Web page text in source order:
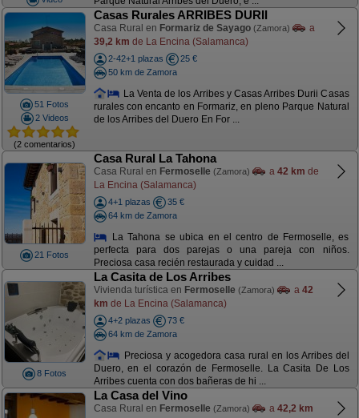
51 Fotos
2 Videos
(2 comentarios)
Casas Rurales ARRIBES DURII
Casa Rural en Formariz de Sayago (Zamora)
a
39,2 km de La Encina (Salamanca)
2-42+1 plazas
25 €
50 km de Zamora
La Venta de los Arribes y Casas Arribes Durii Casas
rurales con encanto en Formariz, en pleno Parque Natural
de los Arribes del Duero En For ...
21 Fotos
Casa Rural La Tahona
Casa Rural en Fermoselle (Zamora) a 42 km de
La Encina (Salamanca)
4+1 plazas
35 €
64 km de Zamora
La Tahona se ubica en el centro de Fermoselle, es
perfecta para dos parejas o una pareja con niños.
Preciosa casa recién restaurada y cuidad ...
8 Fotos
La Casita de Los Arribes
Vivienda turística en Fermoselle (Zamora) a 42
km de La Encina (Salamanca)
4+2 plazas
73 €
64 km de Zamora
Preciosa y acogedora casa rural en los Arribes del
Duero, en el corazón de Fermoselle. La Casita De Los
Arribes cuenta con dos bañeras de hi ...
La Casa del Vino
Casa Rural en Fermoselle (Zamora) a 42,2 km